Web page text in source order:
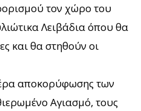
τον χώρο του
Λειβάδια όπου θα
και θα στηθούν οι
αποκορύφωσης των
Αγιασμό, τους